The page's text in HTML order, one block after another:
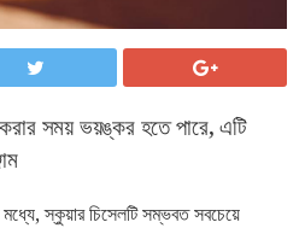
সময় ভয়ঙ্কর হতে পারে, এটি
মধ্যে, স্কুয়ার চিসেলটি সম্ভবত সবচেয়ে